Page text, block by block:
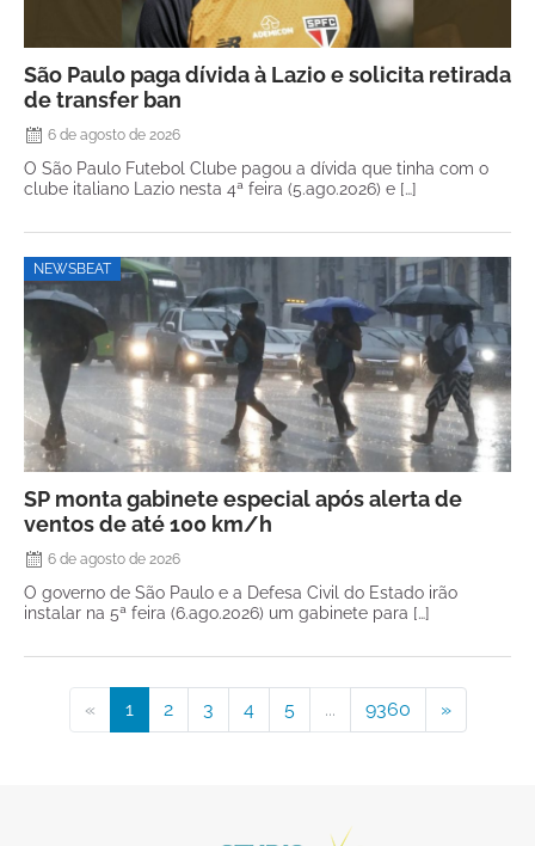
São Paulo paga dívida à Lazio e solicita retirada
de transfer ban
6 de agosto de 2026
O São Paulo Futebol Clube pagou a dívida que tinha com o
clube italiano Lazio nesta 4ª feira (5.ago.2026) e […]
NEWSBEAT
SP monta gabinete especial após alerta de
ventos de até 100 km/h
6 de agosto de 2026
O governo de São Paulo e a Defesa Civil do Estado irão
instalar na 5ª feira (6.ago.2026) um gabinete para […]
« 1 2 3 4 5 ... 9360 »